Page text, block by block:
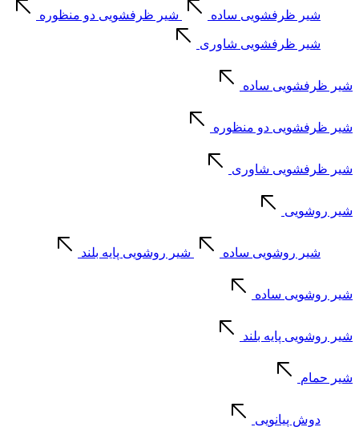
شیر ظرفشویی ساده شیر ظرفشویی دو منظوره
شیر ظرفشویی شاوری
شیر ظرفشویی ساده
شیر ظرفشویی دو منظوره
شیر ظرفشویی شاوری
شیر روشویی
شیر روشویی ساده شیر روشویی پایه بلند
شیر روشویی ساده
شیر روشویی پایه بلند
شیر حمام
دوش پیانویی